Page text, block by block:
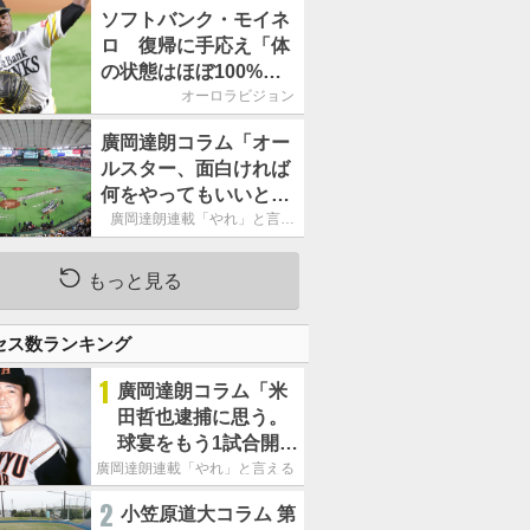
に」／後半戦に息巻
く！
ソフトバンク・モイネ
ロ 復帰に手応え「体
の状態はほぼ100%」
／後半戦に息巻く！
オーロラビジョン
廣岡達朗コラム「オー
ルスター、面白ければ
何をやってもいいとい
う発想は大間違い」
廣岡達朗連載「やれ」と言え
る信念
もっと見る
ス数ランキング
1 廣岡達朗コラム「米
田哲也逮捕に思う。
球宴をもう1試合開催
でOB救済を」
廣岡達朗連載「やれ」と言える信念
2 小笠原道大コラム 第